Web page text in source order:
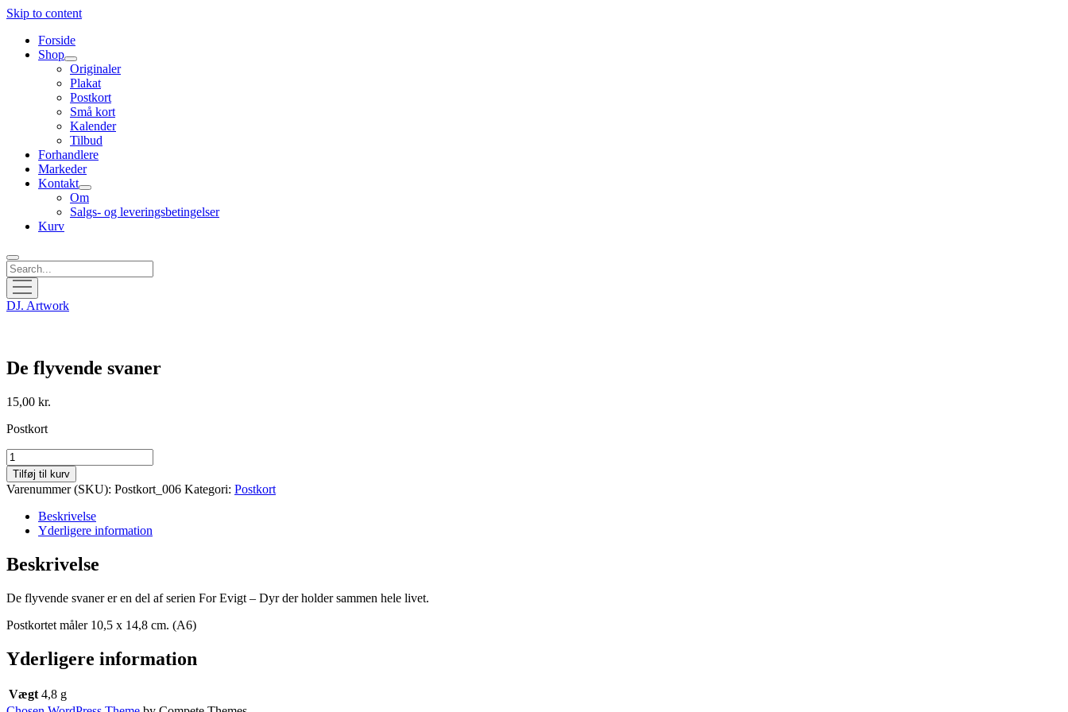
Skip to content
Forside
Shop
open
menu
Originaler
Plakat
Postkort
Små kort
Kalender
Tilbud
Forhandlere
Markeder
Kontakt
open
menu
Om
Salgs- og leveringsbetingelser
Kurv
Search
open
menu
DJ. Artwork
De flyvende svaner
15,00 kr.
Postkort
De
flyvende
svaner
antal
Tilføj til kurv
Varenummer (SKU): Postkort_006 Kategori: Postkort
Beskrivelse
Yderligere information
Beskrivelse
De flyvende svaner er en del af serien For Evigt – Dyr der holder sammen hele livet.
Postkortet måler 10,5 x 14,8 cm. (A6)
Yderligere information
Vægt 4,8 g